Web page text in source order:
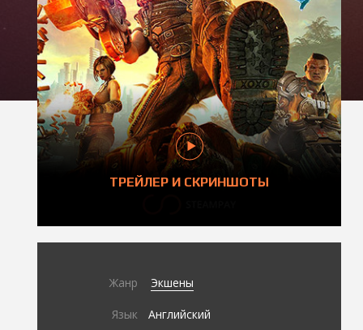
ТРЕЙЛЕР И СКРИНШОТЫ
Жанр Экшены
Язык Английский